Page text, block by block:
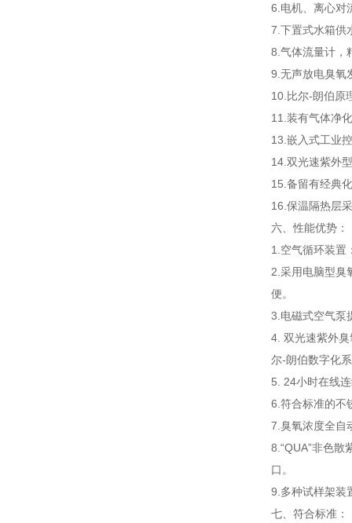
6.电机、离心对
7.下置式水箱供
8.气体流量计，
9.无声放电臭氧
10.比尔-朗伯原
11.装有气体净
13.嵌入式工业
14.双光速紫外
15.备留有经典
16.保温隔热层
六、性能优势：
1.空气循环装置
2.采用电脑型臭
便。
3.电磁式空气泵
4. 双光速紫外
尔-朗伯数字化
5. 24小时在线
6.符合标准的不
7.臭氧浓度全自
8.“QUA”非色
口。
9.多种试样架装
七、符合标准：